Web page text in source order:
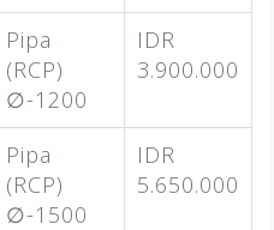
Pipa
(RCP)
∅-1200
IDR
3.900.000
Pipa
(RCP)
∅-1500
IDR
5.650.000